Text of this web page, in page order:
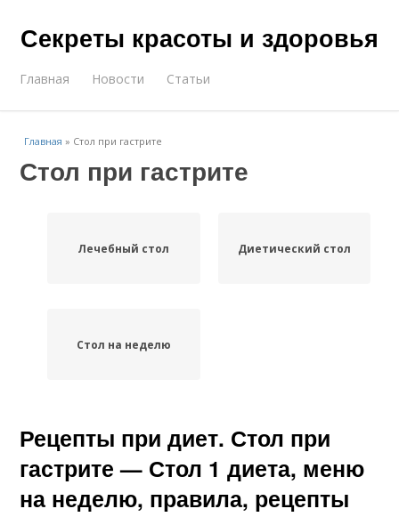
Секреты красоты и здоровья
Главная Новости Статьи
Главная » Стол при гастрите
Стол при гастрите
Лечебный стол Диетический стол
Стол на неделю
Рецепты при диет. Стол при
гастрите — Стол 1 диета, меню
на неделю, правила, рецепты